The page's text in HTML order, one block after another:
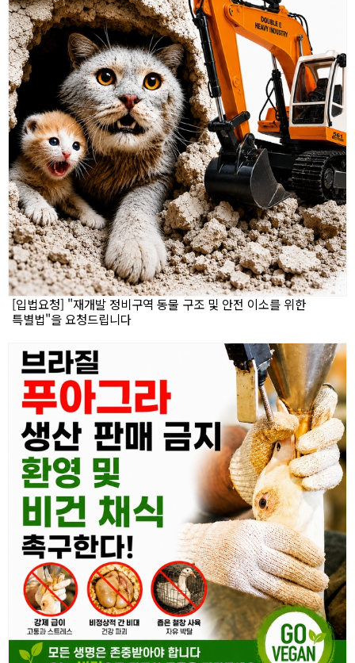
[입법요청] "재개발 정비구역 동물 구조 및 안전 이소를 위한
특별법"을 요청드립니다